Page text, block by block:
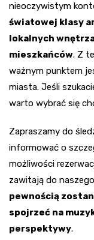
nieoczywistym
światowej klasy
lokalnych
mieszkańców. Z
ważnym punktem
miasta. Jeśli
warto wybrać się
Zapraszamy do
informować o
możliwości
zawitają do
pewnością
spojrzeć na
perspektywy.